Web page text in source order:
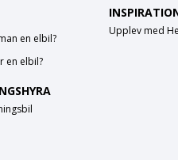
en elbil?
en elbil?
Upplev med